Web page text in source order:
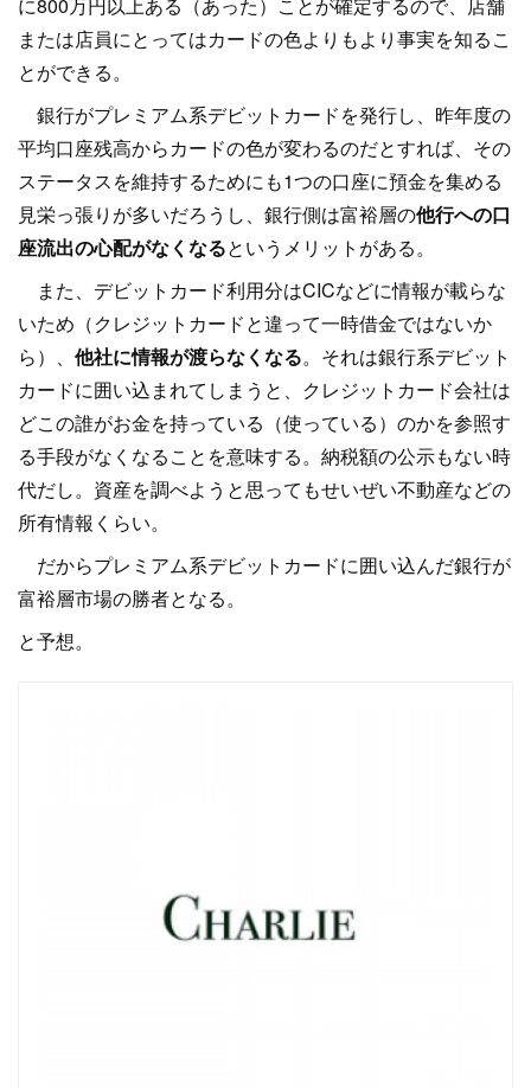
または店員にとってはカードの色よりもより事実を知るこ
とができる。
銀行がプレミアム系デビットカードを発行し、昨年度の
平均口座残高からカードの色が変わるのだとすれば、その
ステータスを維持するためにも1つの口座に預金を集める
見栄っ張りが多いだろうし、銀行側は富裕層の他行への口
座流出の心配がなくなるというメリットがある。
また、デビットカード利用分はCICなどに情報が載らな
いため（クレジットカードと違って一時借金ではないか
ら）、 他社に情報が渡らなくなる。それは銀行系デビット
カードに囲い込まれてしまうと、クレジットカード会社は
どこの誰がお金を持っている（使っている）のかを参照す
る手段がなくなることを意味する。納税額の公示もない時
代だし。資産を調べようと思ってもせいぜい不動産などの
所有情報くらい。
だからプレミアム系デビットカードに囲い込んだ銀行が
富裕層市場の勝者となる。
と予想。